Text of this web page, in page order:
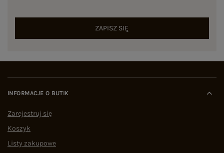
ZAPISZ SIĘ
INFORMACJE O BUTIK
Zarejestruj się
Koszyk
Listy zakupowe